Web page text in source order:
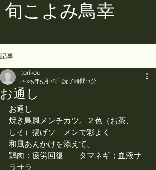
​旬こよみ鳥幸
記事
お通し
torikou
2025年5月28日 読了時間: 1分
お通し
焼き鳥風メンチカツ。２色（お茶、
しそ）揚げソーメンで彩よく
和風あんかけを添えて。
鶏肉：疲労回復　　タマネギ；血液サ
ラサラ